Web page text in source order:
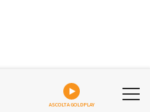
ASCOLTA GOLDPLAY